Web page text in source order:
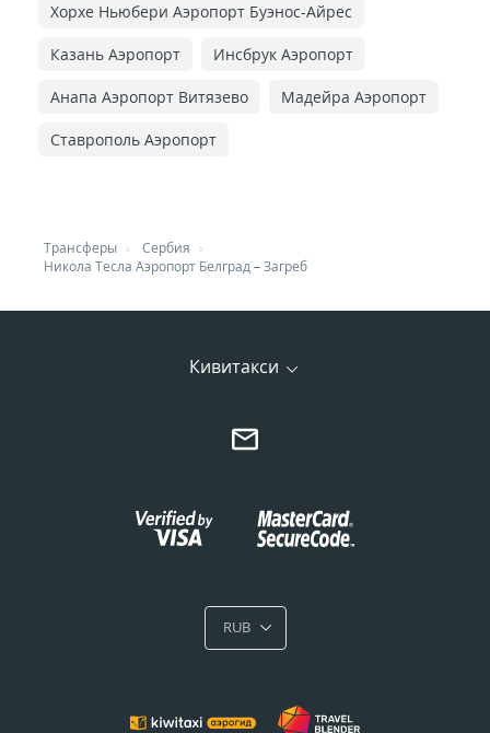
Хорхе Ньюбери Аэропорт Буэнос-Айрес
Казань Аэропорт Инсбрук Аэропорт
Анапа Аэропорт Витязево Мадейра Аэропорт
Ставрополь Аэропорт
Трансферы
Сербия
Никола Тесла Аэропорт Белград–Загреб
Кивитакси
RUB